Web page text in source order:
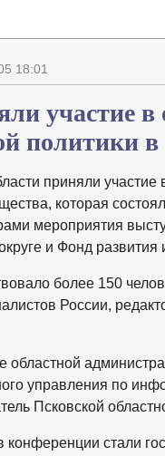
18:01
участие в
политики
приняли
которая
мероприятия
и Фонд
более 150
России,
областной
управления по
Псковской
стали